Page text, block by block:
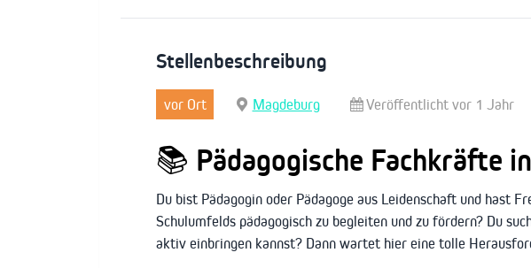
Stellenbeschreibung
vor Ort Magdeburg Veröffentlicht vor 1 Jahr
📚 Pädagogische Fachkräfte
Du bist Pädagogin oder Pädagoge aus Leidenschaft und hast
Schulumfelds pädagogisch zu begleiten und zu fördern? Du
aktiv einbringen kannst? Dann wartet hier eine tolle